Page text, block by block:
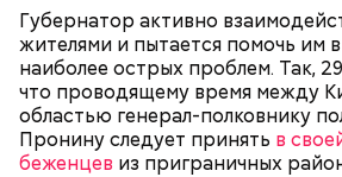
Губернатор активно
жителями и пытается помочь им
наиболее острых проблем. Так,
что проводящему время между
областью генерал-полковнику
Пронину следует принять в
беженцев из приграничных
— Кабачки, порезанные кубиками,
обжарить на сковороде. К ним
петрушки, чеснок, соль и
Получается очень вкусно, —
Копылов.